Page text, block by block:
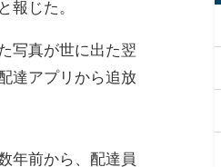
報じた。
写真が世に出た翌
達アプリから追放
年前から、配達員